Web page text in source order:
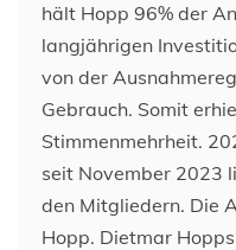
hält Hopp 96% der
langjährigen
von der
Gebrauch. Somit
Stimmenmehrheit.
seit November 2023
den Mitgliedern. Die
Hopp. Dietmar